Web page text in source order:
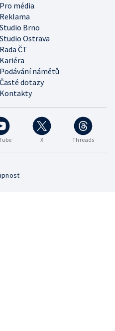
Pro média
Reklama
Studio Brno
Studio Ostrava
Rada ČT
Kariéra
Podávání námětů
Časté dotazy
Kontakty
X Threads